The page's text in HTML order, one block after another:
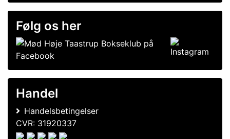
Følg os her
Handel
Handelsbetingelser
CVR: 31920337